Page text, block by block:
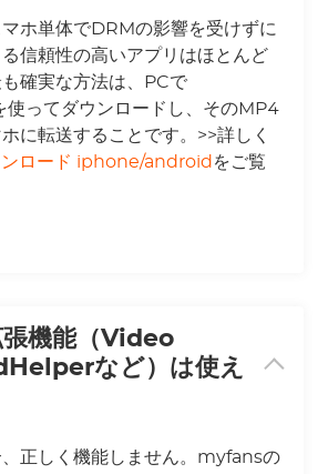
ホ単体でDRMの影響を受けずに
信頼性の高いアプリはほとんど
確実な方法は、PCで
ってダウンロードし、そのMP4
に転送することです。>>詳しく
ロード iphone/android をご覧
機能（Video
など）は使え
正しく機能しません。myfansの